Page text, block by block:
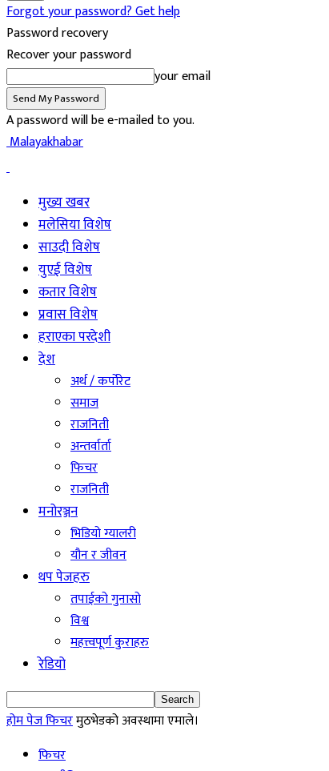
Forgot your password? Get help
Password recovery
Recover your password
your email
A password will be e-mailed to you.
Malayakhabar
मुख्य खबर
मलेसिया विशेष
साउदी विशेष
युएई विशेष
कतार विशेष
प्रवास विशेष
हराएका परदेशी
देश
अर्थ / कर्पोरेट
समाज
राजनिती
अन्तर्वार्ता
फिचर
राजनिती
मनोरञ्जन
भिडियो ग्यालरी
यौन र जीवन
थप पेजहरु
तपाईको गुनासो
विश्व
महत्त्वपूर्ण कुराहरु
रेडियो
होम पेजफिचरमुठभेडको अवस्थामा एमाले।
फिचर